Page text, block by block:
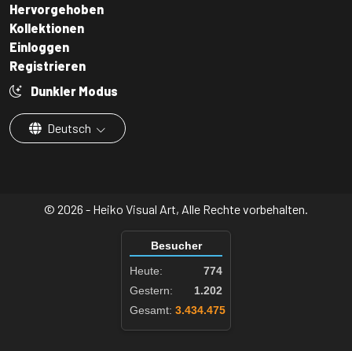
Hervorgehoben
Kollektionen
Einloggen
Registrieren
Dunkler Modus
Deutsch
© 2026 - Heiko Visual Art, Alle Rechte vorbehalten.
Besucher
Heute:
774
Gestern:
1.202
Gesamt: 3.434.475